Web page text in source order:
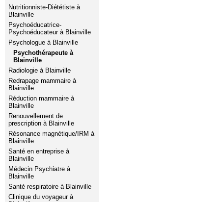
Nutritionniste-Diététiste à
Blainville
Psychoéducatrice-
Psychoéducateur à Blainville
Psychologue à Blainville
Psychothérapeute à
Blainville
Radiologie à Blainville
Redrapage mammaire à
Blainville
Réduction mammaire à
Blainville
Renouvellement de
prescription à Blainville
Résonance magnétique/IRM à
Blainville
Santé en entreprise à
Blainville
Médecin Psychiatre à
Blainville
Santé respiratoire à Blainville
Clinique du voyageur à